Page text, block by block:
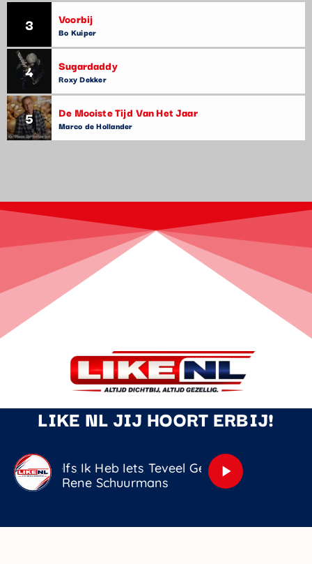
3 Voorbij
Bo Kuiper
4 Sugardaddy
Roxy Dekker
5 De Mooiste Tijd Van Het Jaar
Marco de Hollander
LIKE NL JIJ HOORT ERBIJ!
Zelfs Ik Heb Iets Teveel Gedronken
Rene Schuurmans
play_arrow